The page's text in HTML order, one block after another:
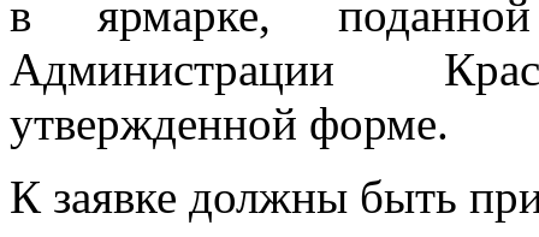
в ярмарке,
Администрации
утвержденной форме.
К заявке должны быть